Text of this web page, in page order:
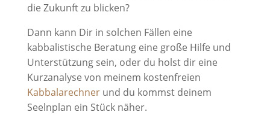
die Zukunft zu blicken?
Dann kann Dir in solchen Fällen eine
kabbalistische Beratung eine große Hilfe und
Unterstützung sein, oder du holst dir eine
Kurzanalyse von meinem kostenfreien
Kabbalarechnerund du kommst deinem
Seelnplan ein Stück näher.